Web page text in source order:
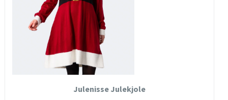
KØB NU
Julenisse Julekjole